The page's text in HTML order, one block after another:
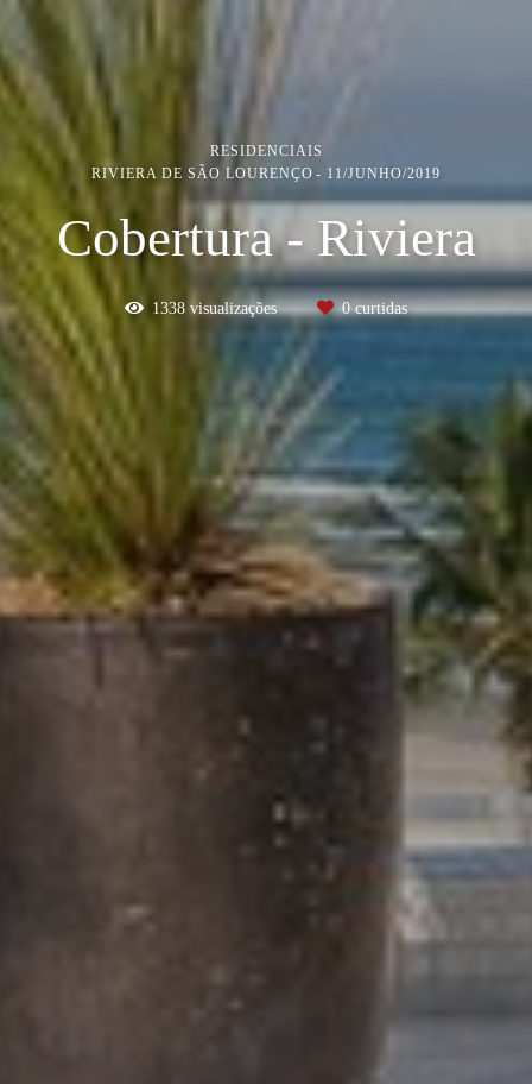
RESIDENCIAIS
RIVIERA DE SÃO LOURENÇO
11/JUNHO/2019
Cobertura - Riviera
1338 visualizações 0 curtidas